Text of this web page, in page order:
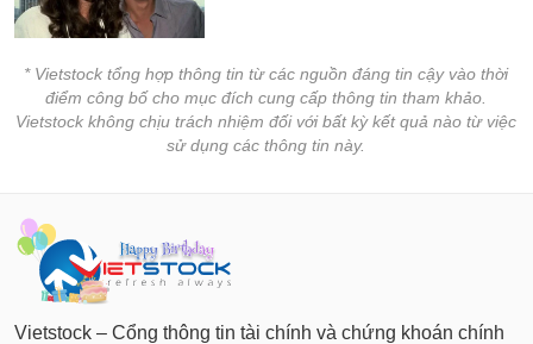
* Vietstock tổng hợp thông tin từ các nguồn đáng tin cậy vào thời
điểm công bố cho mục đích cung cấp thông tin tham khảo.
Vietstock không chịu trách nhiệm đối với bất kỳ kết quả nào từ việc
sử dụng các thông tin này.
Vietstock – Cổng thông tin tài chính và chứng khoán chính